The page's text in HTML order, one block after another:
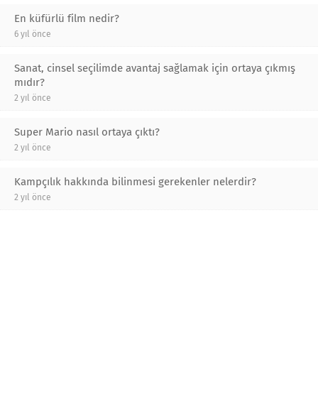
En küfürlü film nedir?
6 yıl önce
Sanat, cinsel seçilimde avantaj sağlamak için ortaya çıkmış
mıdır?
2 yıl önce
Super Mario nasıl ortaya çıktı?
2 yıl önce
Kampçılık hakkında bilinmesi gerekenler nelerdir?
2 yıl önce